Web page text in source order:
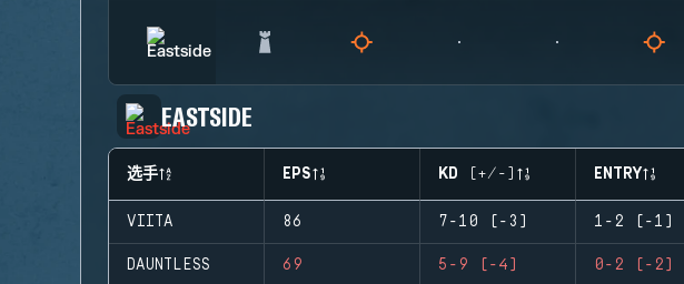
EASTSIDE
选手 EPS KD (+/-) ENTRY
VIITA 86 7-10 (-3) 1-2 (-1)
DAUNTLESS 69 5-9 (-4) 0-2 (-2)